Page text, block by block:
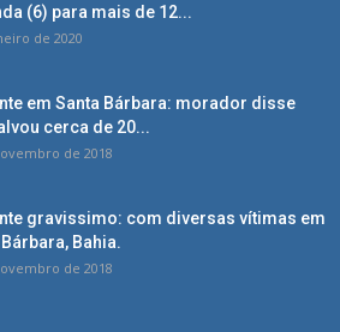
(6) para mais de 12...
de 2020
em Santa Bárbara: morador disse
cerca de 20...
de 2018
gravissimo: com diversas vítimas em
Bahia.
de 2018